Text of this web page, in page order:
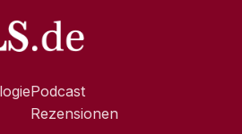
Podcast
Rezensionen